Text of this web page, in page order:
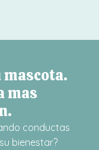
mas
conductas
bienestar?